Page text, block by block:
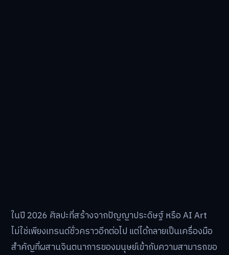
ในปี 2026 ศิลปะที่สร้างจากปัญญาประดิษฐ์ หรือ AI Art
ไม่ใช่เพียงเทรนด์ชั่วคราวอีกต่อไป แต่ได้กลายเป็นเครื่องมือ
สำคัญที่ผสานจินตนาการของมนุษย์เข้ากับความสามารถขอ